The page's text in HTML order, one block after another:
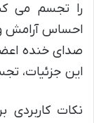
را تجسم می
احساس آرامش
صدای خنده
این جزئیات،
نکات کاربردی